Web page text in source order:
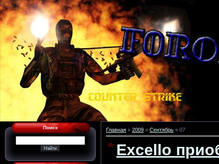
Поиск Главная » 2009 » Сентябрь » 07
Excello